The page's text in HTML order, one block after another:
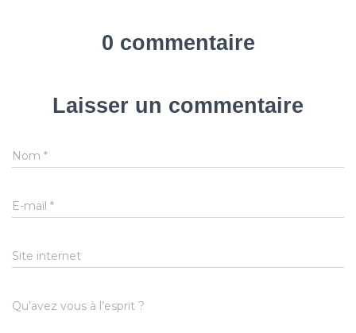
0 commentaire
Laisser un commentaire
Nom *
E-mail *
Site internet
Qu’avez vous à l’esprit ?